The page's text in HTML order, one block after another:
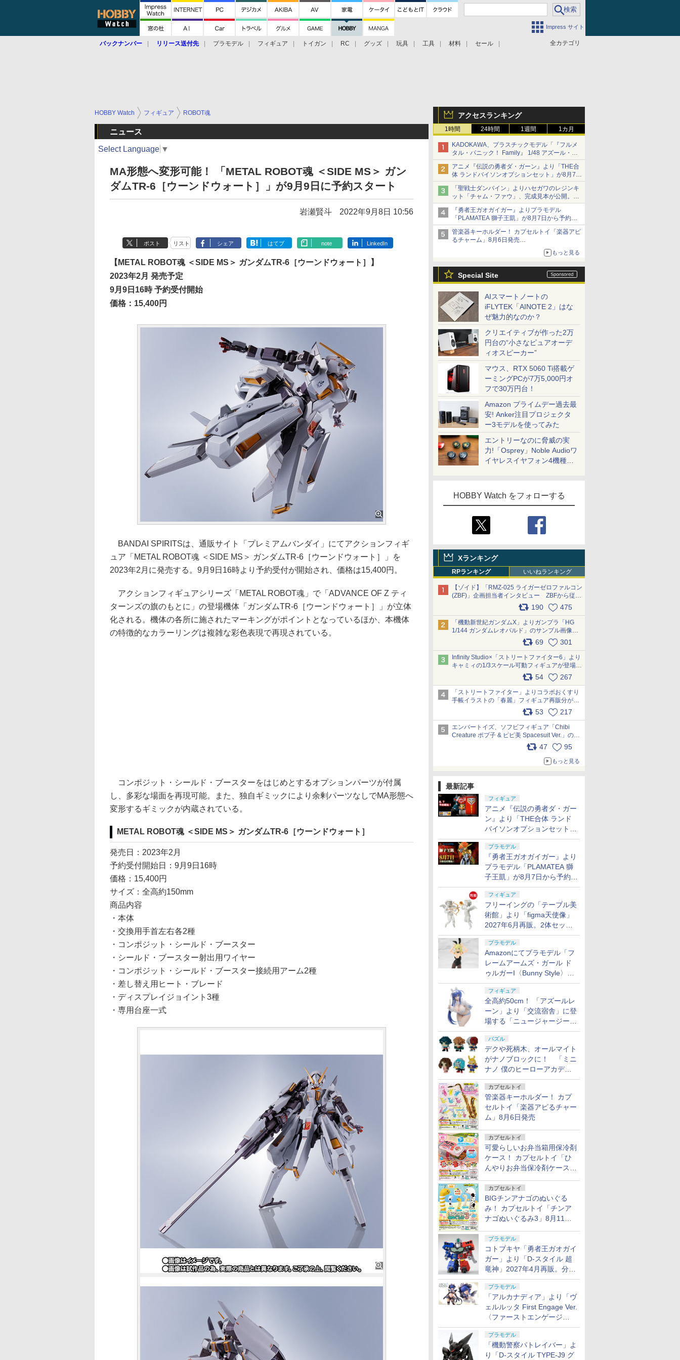
Impress サイト
全カテゴリ
バックナンバー リリース送付先 プラモデル フィギュア トイガン RC グッズ 玩具 工具 材料 セール
アクセスランキング
1時間 24時間 1週間 1カ月
KADOKAWA、プラスチックモデル「『フルメ
タル・パニック！ Family』 1/48 アズール・レ
イヴン」の発売延期を発表
8月から9月に延期
アニメ『伝説の勇者ダ・ガーン』より「THE合
体 ランドバイソンオプションセット」が8月7日
から予約受付開始！
「聖戦士ダンバイン」よりハセガワのレジンキ
ット「チャム・ファウ」、完成見本が公開。9
月3日頃発売予定
『勇者王ガオガイガー』よりプラモデル
「PLAMATEA 獅子王凱」が8月7日から予約受
付開始！
管楽器キーホルダー！ カプセルトイ「楽器アピ
るチャーム」8月6日発売
もっと見る
Special Site
AIスマートノートの
iFLYTEK「AINOTE 2」はな
ぜ魅力的なのか？
クリエイティブが作った2万
円台の“小さなピュアオーデ
ィオスピーカー”
マウス、RTX 5060 Ti搭載ゲ
ーミングPCが7万5,000円オ
フで30万円台！
Amazon プライムデー過去最
安! Anker注目プロジェクタ
ー3モデルを使ってみた
エントリーなのに脅威の実
力!「Osprey」Noble Audioワ
イヤレスイヤフォン4機種を
HOBBY Watch をフォローする
Xランキング
RPランキング いいねランキング
【ゾイド】「RMZ-025 ライガーゼロファルコン
(ZBF)」企画担当者インタビュー ZBFから従来
デザインまで再現可能なボリューム満点のキッ
ト pic.x.com/6zOqQAQKkX
190 475
「機動新世紀ガンダムX」よりガンプラ「HG
1/144 ガンダムレオパルド」のサンプル画像が
69 301
Infinity Studio×「ストリートファイター6」より
キャミィの1/3スケール可動フィギュアが登場
54 267
「ストリートファイター」よりコラボおくすり
手帳イラストの「春麗」フィギュア再販分が本
日出荷開始 pic.x.com/toUc1MHr41
53 217
エンバートイズ、ソフビフィギュア「Chibi
Creature ポプ子 & ピピ美 Spacesuit Ver.」の発
売中止を発表 pic.x.com/Ri45iFeYjn
47 95
もっと見る
最新記事
フィギュア
アニメ『伝説の勇者ダ・ガー
ン』より「THE合体 ランド
バイソンオプションセット」
が8月7日から予約受付開始！
プラモデル
『勇者王ガオガイガー』より
プラモデル「PLAMATEA 獅
子王凱」が8月7日から予約受
付開始！
フィギュア
フリーイングの「テーブル美
術館」より「figma天使像」
2027年6月再販。2体セット
で小便小僧にも
プラモデル
Amazonにてプラモデル「フ
レームアームズ・ガール ド
ゥルガーI〈Bunny Style〉」
が予約受付再開！
フィギュア
全高約50cm！ 「アズールレ
ーン」より「交流宿舎」に登
場する「ニュージャージー」
が1/3スケールフィギュアで
登場
パズル
デクや死柄木、オールマイト
がナノブロックに！ 「ミニ
ナノ 僕のヒーローアカデミ
ア」9月再販
カプセルトイ
管楽器キーホルダー！ カプ
セルトイ「楽器アピるチャー
ム」8月6日発売
カプセルトイ
可愛らしいお弁当箱用保冷剤
ケース！ カプセルトイ「ひ
んやりお弁当保冷剤ケース
カプセルトイ
BIGチンアナゴのぬいぐる
み！ カプセルトイ「チンア
ナゴぬいぐるみ3」8月11日
プラモデル
コトブキヤ「勇者王ガオガイ
ガー」より「D-スタイル 超
竜神」2027年4月再販。分離
変形が可能
プラモデル
「アルカナディア」より「ヴ
ェルルッタ First Engage Ver.
〈ファーストエンゲージ
Ver.〉」が2027年2月発売！
プラモデル
「機動警察パトレイバー」よ
り「D-スタイル TYPE-J9 グ
HOBBY Watch フィギュア ROBOT魂
ニュース
Select Language ▼
MA形態へ変形可能！ 「METAL ROBOT魂 ＜SIDE MS＞ ガン
ダムTR-6［ウーンドウォート］」が9月9日に予約スタート
岩瀬賢斗 2022年9月8日 10:56
ポスト リスト シェア はてブ note LinkedIn
【METAL ROBOT魂 ＜SIDE MS＞ ガンダムTR-6［ウーンドウォート］】
2023年2月 発売予定
9月9日16時 予約受付開始
価格：15,400円
BANDAI SPIRITSは、通販サイト「プレミアムバンダイ」にてアクションフィギ
ュア「METAL ROBOT魂 ＜SIDE MS＞ ガンダムTR-6［ウーンドウォート］」を
2023年2月に発売する。9月9日16時より予約受付が開始され、価格は15,400円。
アクションフィギュアシリーズ「METAL ROBOT魂」で「ADVANCE OF Z ティ
ターンズの旗のもとに」の登場機体「ガンダムTR-6［ウーンドウォート］」が立体
化される。機体の各所に施されたマーキングがポイントとなっているほか、本機体
の特徴的なカラーリングは複雑な彩色表現で再現されている。
コンポジット・シールド・ブースターをはじめとするオプションパーツが付属
し、多彩な場面を再現可能。また、独自ギミックにより余剰パーツなしでMA形態へ
変形するギミックが内蔵されている。
METAL ROBOT魂 ＜SIDE MS＞ ガンダムTR-6［ウーンドウォート］
発売日：2023年2月
予約受付開始日：9月9日16時
価格：15,400円
サイズ：全高約150mm
商品内容
・本体
・交換用手首左右各2種
・コンポジット・シールド・ブースター
・シールド・ブースター射出用ワイヤー
・コンポジット・シールド・ブースター接続用アーム2種
・差し替え用ヒート・ブレード
・ディスプレイジョイント3種
・専用台座一式